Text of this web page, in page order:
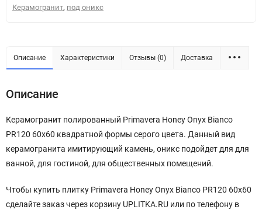
Керамогранит, под оникс
Описание Характеристики Отзывы (0) Доставка
Описание
Керамогранит полированный Primavera Honey Onyx Bianco
PR120 60x60 квадратной формы серого цвета. Данный вид
керамогранита имитирующий камень, оникс подойдет для для
ванной, для гостиной, для общественных помещений.
Чтобы купить плитку Primavera Honey Onyx Bianco PR120 60x60
сделайте заказ через корзину UPLITKA.RU или по телефону в